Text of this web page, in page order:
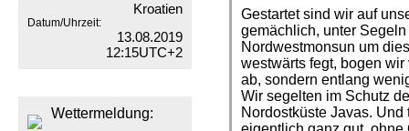
Kroatien
Datum/Uhrzeit:
13.08.2019
12:15UTC+2
Wettermeldung:
Gestartet sind wir auf
gemächlich, unter
Nordwestmonsun um
westwärts fegt, bogen
ab, sondern entlang
Wir segelten im Schutz
Nordostküste Javas.